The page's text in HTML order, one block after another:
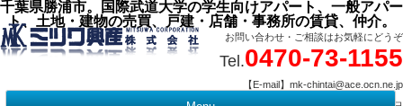
千葉県勝浦市。国際武道大学の学生向けアパート、一般アパー
ト、土地・建物の売買、戸建・店舗・事務所の賃貸、仲介。
お問い合わせ・ご相談はお気軽にどうぞ
Tel.0470-73-1155
【E-mail】mk-chintai@ace.ocn.ne.jp